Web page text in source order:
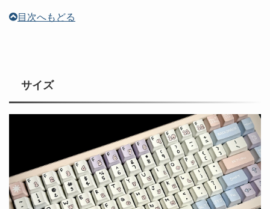
目次へもどる
サイズ